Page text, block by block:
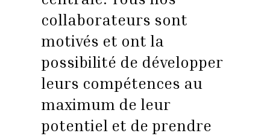
collaborateurs sont
motivés et ont la
possibilité de développer
leurs compétences au
maximum de leur
potentiel et de prendre